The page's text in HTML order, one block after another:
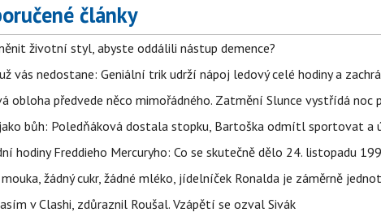
články
životní styl, abyste oddálili nástup demence?
vás nedostane: Geniální trik udrží nápoj ledový celé hodiny a
obloha předvede něco mimořádného. Zatmění Slunce vystřídá noc
bůh: Poledňáková dostala stopku, Bartoška odmítl sportovat
hodiny Freddieho Mercuryho: Co se skutečně dělo 24. listopadu
žádný cukr, žádné mléko, jídelníček Ronalda je záměrně
v Clashi, zdůraznil Roušal. Vzápětí se ozval Sivák